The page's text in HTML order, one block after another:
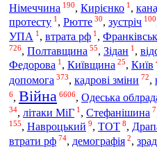
Німеччина 190, Кирієнко 1 ,
протесту 1 , Рютте 30, зустріч 100
УПА 1 , втрата рф 1 , Франківськ
726, Полтавщина 55, Зідан 1 ,
Федорова 1 , Київщина 25, Київ
допомога 373, кадрові зміни 72,
6, Війна 6606, Одеська
34, літаки МіГ 1 , Стефанішина 7
155, Навроцький 9, ТОТ 8,
втрати рф 74, демографія 2,